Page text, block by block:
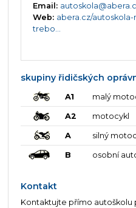
Email:
Web: abera.cz/autoskola-
trebo...
skupiny řidičských
A1 malý
A2 motocykl
A silný
B osobní
Kontakt
Kontaktujte přímo